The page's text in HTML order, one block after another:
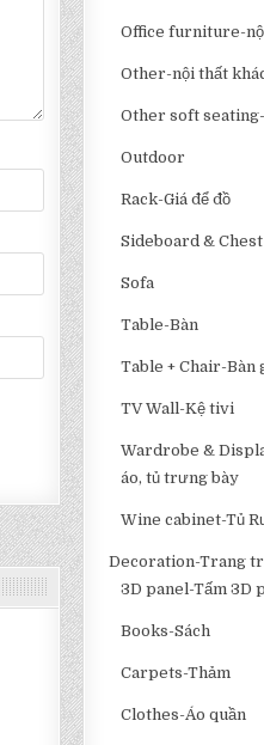
Office furniture-
Other-nội thất
Other soft
Outdoor
Rack-Giá để đồ
Sideboard &
Sofa
Table-Bàn
Table + Chair-Bàn
TV Wall-Kệ tivi
Wardrobe &
áo, tủ trưng bày
Wine cabinet-Tủ
Decoration-Trang
3D panel-Tấm 3D
Books-Sách
Carpets-Thảm
Clothes-Áo quần